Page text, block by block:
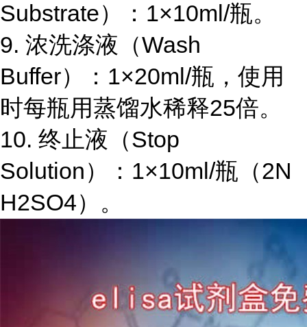
Substrate）： 1×10ml/瓶。
9. 浓洗涤液（Wash
Buffer）： 1×20ml/瓶，使用
时每瓶用蒸馏水稀释25倍。
10. 终止液（Stop
Solution）： 1×10ml/瓶（2N
H2SO4）。